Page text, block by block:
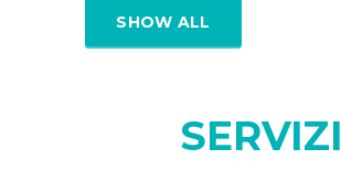
SHOW ALL
SERVIZI